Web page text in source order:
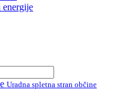
energije
Uradna spletna stran občine